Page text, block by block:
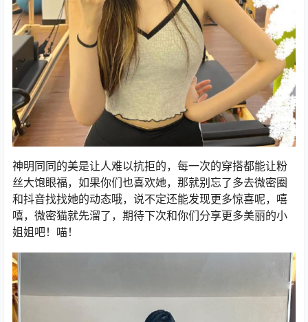
神明同同的美是让人难以抗拒的，每一次的穿搭都能让粉
丝大饱眼福，如果你们也喜欢她，那就别忘了多去微密圈
和抖音找找她的动态哦，说不定还能发现更多惊喜呢，嘻
嘻，微密猫就先溜了，期待下次和你们分享更多美丽的小
姐姐吧！喵！